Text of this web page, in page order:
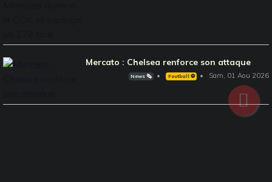
Mercato : Chelsea renforce son attaque
News 🗞️ Football ⚽️ Sam, 01 Aou 2026